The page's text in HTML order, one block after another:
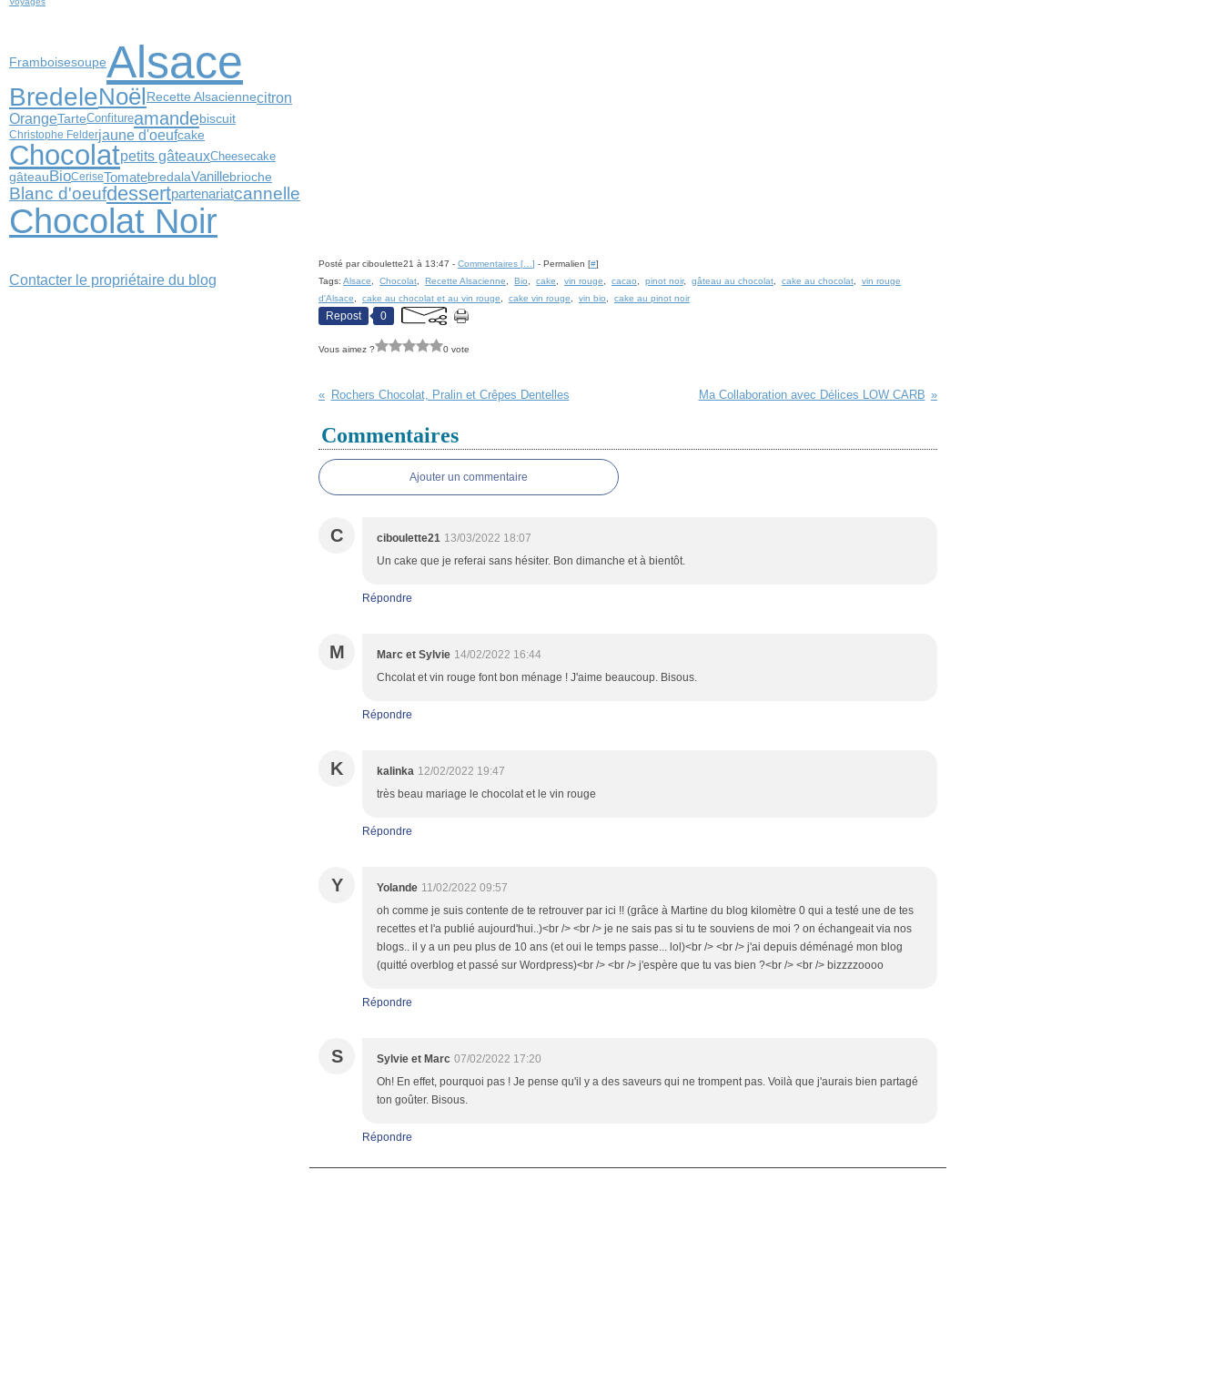
FramboisesoupeAlsace
BredeleNoël Recette Alsaciennecitron
OrangeTarteConfitureamandebiscuit
Christophe Felderjaune d'oeufcake
Chocolatpetits gâteauxCheesecake
gâteauBioCeriseTomatebredalaVanillebrioche
Blanc d'oeufdessertpartenariatcannelle
Chocolat Noir
Contacter le propriétaire du blog
Posté par ciboulette21 à 13:47 - Commentaires [ ] - Permalien [#]
Tags: Alsace Chocolat Recette Alsacienne Bio cake vin rouge cacao pinot noir, gâteau au chocolat cake au chocolat
vin rouge
d'Alsace
cake au chocolat et au vin rouge cake vin rouge vin bio cake au pinot noir
Repost 0
Vous aimez ? 0 vote
Rochers Chocolat, Pralin et Crêpes Dentelles Ma Collaboration avec Délices LOW CARB
Commentaires
Ajouter un commentaire
C ciboulette21 13/03/2022 18:07
Un cake que je referai sans hésiter. Bon dimanche et à bientôt.
Répondre
M Marc et Sylvie 14/02/2022 16:44
Chcolat et vin rouge font bon ménage ! J'aime beaucoup. Bisous.
Répondre
K kalinka 12/02/2022 19:47
très beau mariage le chocolat et le vin rouge
Répondre
Y Yolande 11/02/2022 09:57
oh comme je suis contente de te retrouver par ici !! (grâce à Martine du blog kilomètre 0 qui a testé une de tes
recettes et l'a publié aujourd'hui..)<br /> <br /> je ne sais pas si tu te souviens de moi ? on échangeait via nos
blogs.. il y a un peu plus de 10 ans (et oui le temps passe... lol)<br /> <br /> j'ai depuis déménagé mon blog
(quitté overblog et passé sur Wordpress)<br /> <br /> j'espère que tu vas bien ?<br /> <br /> bizzzzoooo
Répondre
S Sylvie et Marc 07/02/2022 17:20
Oh! En effet, pourquoi pas ! Je pense qu'il y a des saveurs qui ne trompent pas. Voilà que j'aurais bien partagé
ton goûter. Bisous.
Répondre